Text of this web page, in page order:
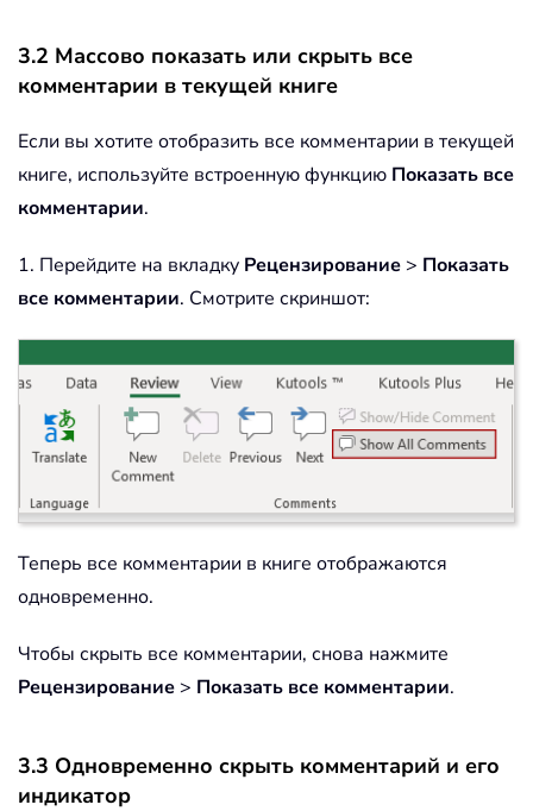
3.2 Массово показать или скрыть все
комментарии в текущей книге
Если вы хотите отобразить все комментарии в текущей
книге, используйте встроенную функцию Показать все
комментарии.
1. Перейдите на вкладку Рецензирование > Показать
все комментарии. Смотрите скриншот:
Теперь все комментарии в книге отображаются
одновременно.
Чтобы скрыть все комментарии, снова нажмите
Рецензирование > Показать все комментарии.
3.3 Одновременно скрыть комментарий и его
индикатор